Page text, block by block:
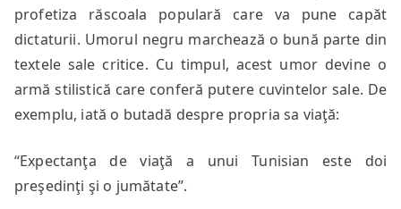
profetiza răscoala populară care va pune capăt
dictaturii. Umorul negru marchează o bună parte din
textele sale critice. Cu timpul, acest umor devine o
armă stilistică care conferă putere cuvintelor sale. De
exemplu, iată o butadă despre propria sa viaţă:
“Expectanţa de viaţă a unui Tunisian este doi
preşedinţi şi o jumătate”.